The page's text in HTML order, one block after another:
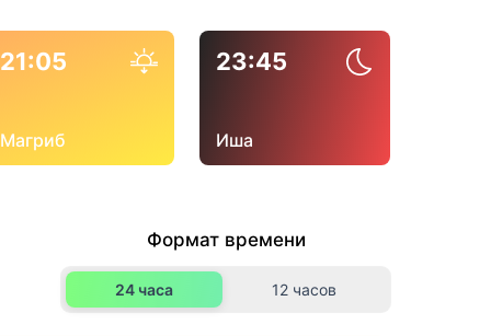
21:05
Магриб
23:45
Иша
Формат времени
24 часа 12 часов